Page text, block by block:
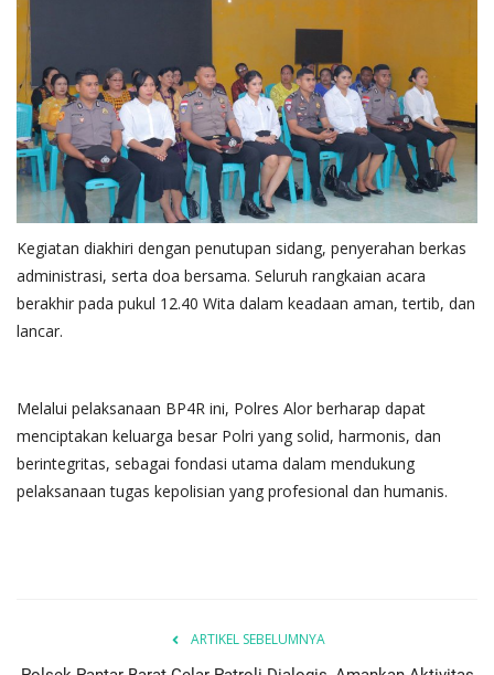
Kegiatan diakhiri dengan penutupan sidang, penyerahan berkas
administrasi, serta doa bersama. Seluruh rangkaian acara
berakhir pada pukul 12.40 Wita dalam keadaan aman, tertib, dan
lancar.
Melalui pelaksanaan BP4R ini, Polres Alor berharap dapat
menciptakan keluarga besar Polri yang solid, harmonis, dan
berintegritas, sebagai fondasi utama dalam mendukung
pelaksanaan tugas kepolisian yang profesional dan humanis.
ARTIKEL SEBELUMNYA